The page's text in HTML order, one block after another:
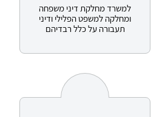
למשרד מחלקת דיני משפחה
ומחלקה למשפט הפלילי ודיני
תעבורה על כלל רבדיהם